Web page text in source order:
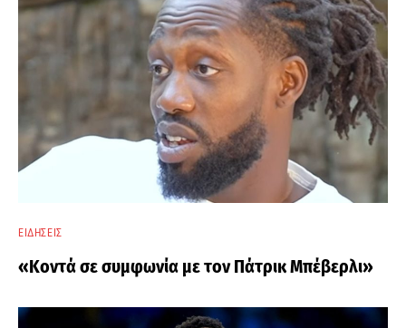
ΕΙΔΉΣΕΙΣ
«Κοντά σε συμφωνία με τον Πάτρικ Μπέβερλι»